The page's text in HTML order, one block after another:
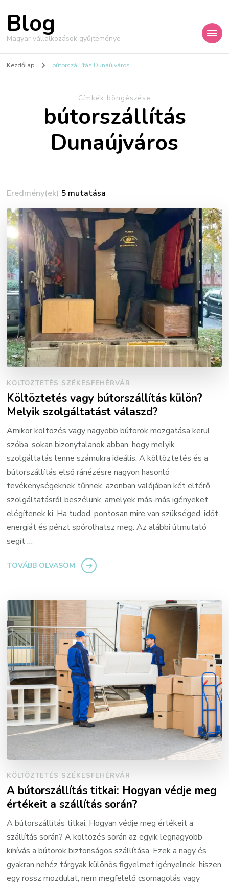
Blog
Magyar vállalkozások gyűjteménye
Kezdőlap bútorszállítás Dunaújváros
Címkék böngészése
bútorszállítás
Dunaújváros
Eredmény(ek) 5 mutatása
KÖLTÖZTETÉS SZÉKESFEHÉRVÁR
Költöztetés vagy bútorszállítás külön?
Melyik szolgáltatást válaszd?
Amikor költözés vagy nagyobb bútorok mozgatása kerül
szóba, sokan bizonytalanok abban, hogy melyik
szolgáltatás lenne számukra ideális. A költöztetés és a
bútorszállítás első ránézésre nagyon hasonló
tevékenységeknek tűnnek, azonban valójában két eltérő
szolgáltatásról beszélünk, amelyek más-más igényeket
elégítenek ki. Ha tudod, pontosan mire van szükséged, időt,
energiát és pénzt spórolhatsz meg. Az alábbi útmutató
segít …
TOVÁBB OLVASOM
KÖLTÖZTETÉS SZÉKESFEHÉRVÁR
A bútorszállítás titkai: Hogyan védje meg
értékeit a szállítás során?
A bútorszállítás titkai: Hogyan védje meg értékeit a
szállítás során? A költözés során az egyik legnagyobb
kihívás a bútorok biztonságos szállítása. Ezek a nagy és
gyakran nehéz tárgyak különös figyelmet igényelnek, hiszen
egy rossz mozdulat, nem megfelelő csomagolás vagy